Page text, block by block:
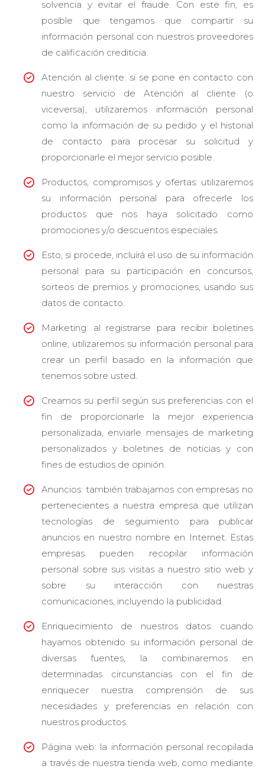
solvencia y evitar el fraude. Con este fin, es
posible que tengamos que compartir su
información personal con nuestros proveedores
de calificación crediticia.
Atención al cliente: si se pone en contacto con
nuestro servicio de Atención al cliente (o
viceversa), utilizaremos información personal
como la información de su pedido y el historial
de contacto para procesar su solicitud y
proporcionarle el mejor servicio posible.
Productos, compromisos y ofertas: utilizaremos
su información personal para ofrecerle los
productos que nos haya solicitado como
promociones y/o descuentos especiales.
Esto, si procede, incluirá el uso de su información
personal para su participación en concursos,
sorteos de premios y promociones, usando sus
datos de contacto.
Marketing: al registrarse para recibir boletines
online, utilizaremos su información personal para
crear un perfil basado en la información que
tenemos sobre usted.
Creamos su perfil según sus preferencias con el
fin de proporcionarle la mejor experiencia
personalizada, enviarle mensajes de marketing
personalizados y boletines de noticias y con
fines de estudios de opinión.
Anuncios: también trabajamos con empresas no
pertenecientes a nuestra empresa que utilizan
tecnologías de seguimiento para publicar
anuncios en nuestro nombre en Internet. Estas
empresas pueden recopilar información
personal sobre sus visitas a nuestro sitio web y
sobre su interacción con nuestras
comunicaciones, incluyendo la publicidad.
Enriquecimiento de nuestros datos: cuando
hayamos obtenido su información personal de
diversas fuentes, la combinaremos en
determinadas circunstancias con el fin de
enriquecer nuestra comprensión de sus
necesidades y preferencias en relación con
nuestros productos.
Página web: la información personal recopilada
a través de nuestra tienda web, como mediante